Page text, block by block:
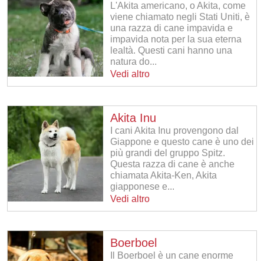
L'Akita americano, o Akita, come
viene chiamato negli Stati Uniti, è
una razza di cane impavida e
impavida nota per la sua eterna
lealtà. Questi cani hanno una
natura do...
Vedi altro
Akita Inu
I cani Akita Inu provengono dal
Giappone e questo cane è uno dei
più grandi del gruppo Spitz.
Questa razza di cane è anche
chiamata Akita-Ken, Akita
giapponese e...
Vedi altro
Boerboel
Il Boerboel è un cane enorme